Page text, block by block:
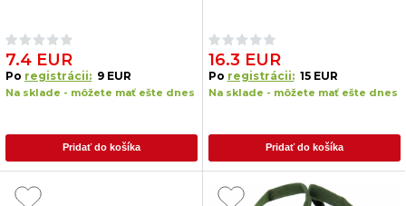
7.4 EUR
Po registrácii: 9 EUR
Na sklade - môžete mať ešte dnes
Pridať do košíka
16.3 EUR
Po registrácii: 15 EUR
Na sklade - môžete mať ešte dnes
Pridať do košíka